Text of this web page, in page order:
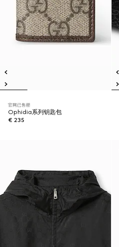
官网已售罄
Ophidia系列钥匙包
€ 235